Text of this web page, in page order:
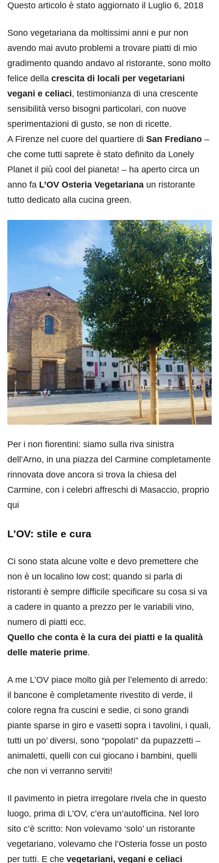
Questo articolo è stato aggiornato il Luglio 6, 2018
Sono vegetariana da moltissimi anni e pur non
avendo mai avuto problemi a trovare piatti di mio
gradimento quando andavo al ristorante, sono molto
felice della crescita di locali per vegetariani
vegani e celiaci, testimonianza di una crescente
sensibilità verso bisogni particolari, con nuove
sperimentazioni di gusto, se non di ricette.
A Firenze nel cuore del quartiere di San Frediano –
che come tutti saprete è stato definito da Lonely
Planet il più cool del pianeta! – ha aperto circa un
anno fa L’OV Osteria Vegetariana un ristorante
tutto dedicato alla cucina green.
Per i non fiorentini: siamo sulla riva sinistra
dell’Arno, in una piazza del Carmine completamente
rinnovata dove ancora si trova la chiesa del
Carmine, con i celebri affreschi di Masaccio, proprio
qui
L’OV: stile e cura
Ci sono stata alcune volte e devo premettere che
non è un localino low cost; quando si parla di
ristoranti è sempre difficile specificare su cosa si va
a cadere in quanto a prezzo per le variabili vino,
numero di piatti ecc.
Quello che conta è la cura dei piatti e la qualità
delle materie prime.
A me L’OV piace molto già per l’elemento di arredo:
il bancone è completamente rivestito di verde, il
colore regna fra cuscini e sedie, ci sono grandi
piante sparse in giro e vasetti sopra i tavolini, i quali,
tutti un po’ diversi, sono “popolati” da pupazzetti –
animaletti, quelli con cui giocano i bambini, quelli
che non vi verranno serviti!
Il pavimento in pietra irregolare rivela che in questo
luogo, prima di L’OV, c’era un’autofficina. Nel loro
sito c’è scritto: Non volevamo ‘solo’ un ristorante
vegetariano, volevamo che l’Osteria fosse un posto
per tutti. E che vegetariani, vegani e celiaci